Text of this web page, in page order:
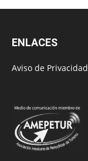
ENLACES
Aviso de Privacidad